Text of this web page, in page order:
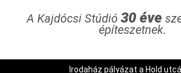
A Kajdócsi Stúdió 30 éve
építeszetnek.
Irodaház pályázat a Hold